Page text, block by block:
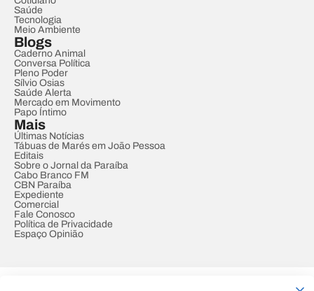
Saúde
Tecnologia
Meio Ambiente
Blogs
Caderno Animal
Conversa Política
Pleno Poder
Sílvio Osias
Saúde Alerta
Mercado em Movimento
Papo Íntimo
Mais
Últimas Notícias
Tábuas de Marés em João Pessoa
Editais
Sobre o Jornal da Paraíba
Cabo Branco FM
CBN Paraíba
Expediente
Comercial
Fale Conosco
Política de Privacidade
Espaço Opinião